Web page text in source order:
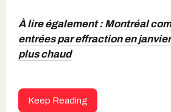
À lire également :Montréal
entrées par effraction en
plus chaud
Keep Reading